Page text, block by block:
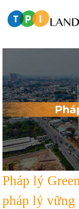
Pháp lý
pháp lý vững